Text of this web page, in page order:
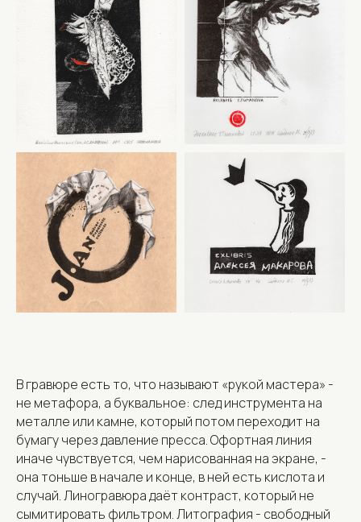
В гравюре есть то, что называют «рукой мастера» -
не метафора, а буквальное: след инструмента на
металле или камне, который потом переходит на
бумагу через давление пресса. Офортная линия
иначе чувствуется, чем нарисованная на экране, -
она тоньше в начале и конце, в ней есть кислота и
случай. Линогравюра даёт контраст, который не
сымитировать фильтром. Литография - свободный